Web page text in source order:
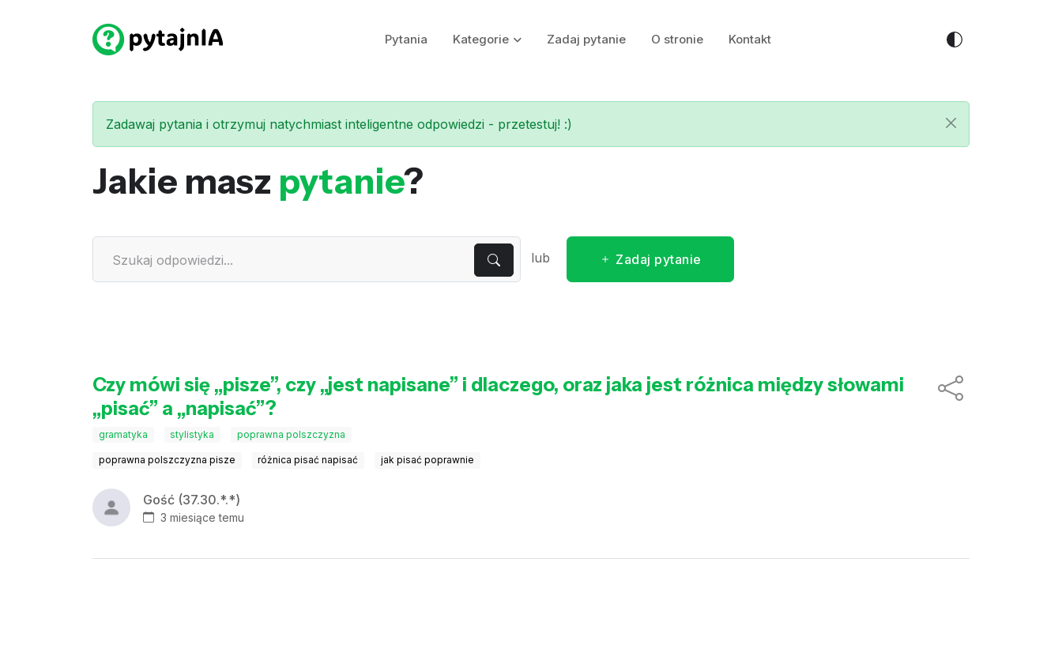
Pytania Kategorie Zadaj pytanie O stronie Kontakt
Zadawaj pytania i otrzymuj natychmiast inteligentne odpowiedzi - przetestuj! :)
Jakie masz pytanie?
lub Zadaj pytanie
Czy mówi się „pisze”, czy „jest napisane” i dlaczego, oraz jaka jest różnica między słowami
„pisać” a „napisać”?
gramatyka stylistyka poprawna polszczyzna
poprawna polszczyzna pisze różnica pisać napisać jak pisać poprawnie
Gość (37.30.*.*)
3 miesiące temu